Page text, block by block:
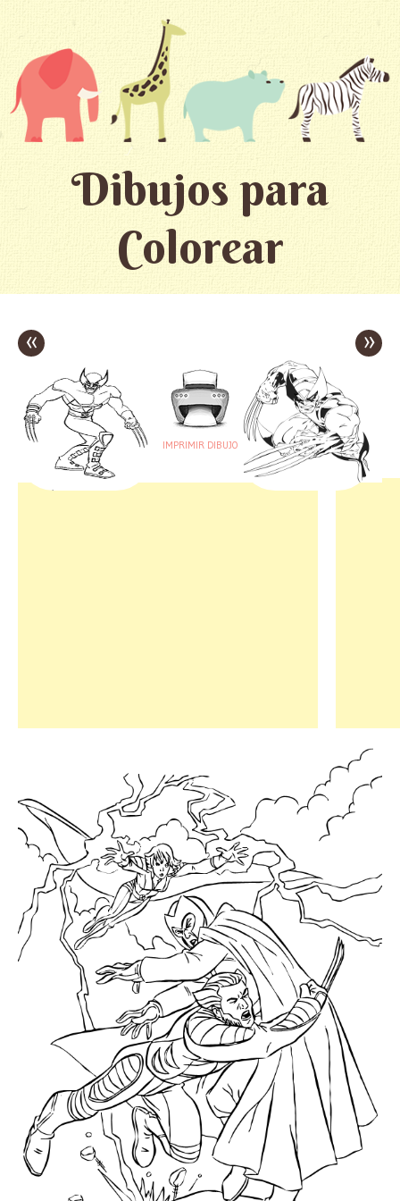
Dibujos para
Colorear
«
IMPRIMIR DIBUJO
»